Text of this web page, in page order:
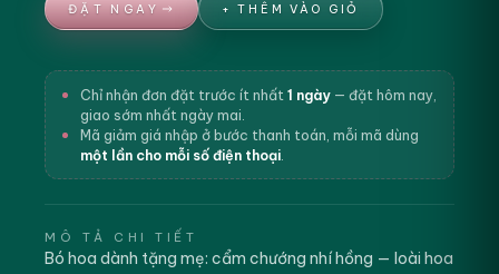
ĐẶT NGAY + THÊM VÀO GIỎ
Chỉ nhận đơn đặt trước ít nhất 1 ngày — đặt hôm nay,
giao sớm nhất ngày mai.
Mã giảm giá nhập ở bước thanh toán, mỗi mã dùng
một lần cho mỗi số điện thoại
MÔ TẢ CHI TIẾT
Bó hoa dành tặng mẹ: cẩm chướng nhí hồng — loài hoa